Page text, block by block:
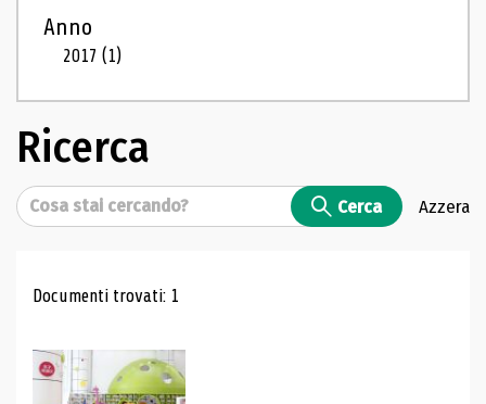
Anno
2017(1)
Ricerca
Cerca Cerca Azzera
Risultati di ricerca
Documenti trovati: 1